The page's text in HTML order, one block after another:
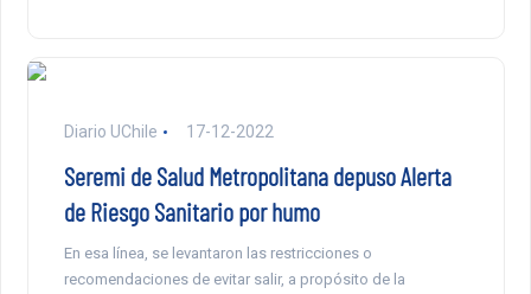
Diario UChile 17-12-2022
Seremi de Salud Metropolitana depuso Alerta
de Riesgo Sanitario por humo
En esa línea, se levantaron las restricciones o
recomendaciones de evitar salir, a propósito de la